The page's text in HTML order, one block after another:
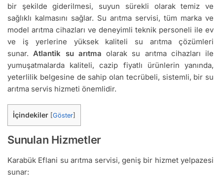
bir şekilde giderilmesi, suyun sürekli olarak temiz ve
sağlıklı kalmasını sağlar. Su arıtma servisi, tüm marka ve
model arıtma cihazları ve deneyimli teknik personeli ile ev
ve iş yerlerine yüksek kaliteli su arıtma çözümleri
sunar.Atlantik su arıtma olarak su arıtma cihazları ile
yumuşatmalarda kaliteli, cazip fiyatlı ürünlerin yanında,
yeterlilik belgesine de sahip olan tecrübeli, sistemli, bir su
arıtma servis hizmeti önemlidir.
İçindekiler [Göster]
Sunulan Hizmetler
Karabük Eflani su arıtma servisi, geniş bir hizmet yelpazesi
sunar: